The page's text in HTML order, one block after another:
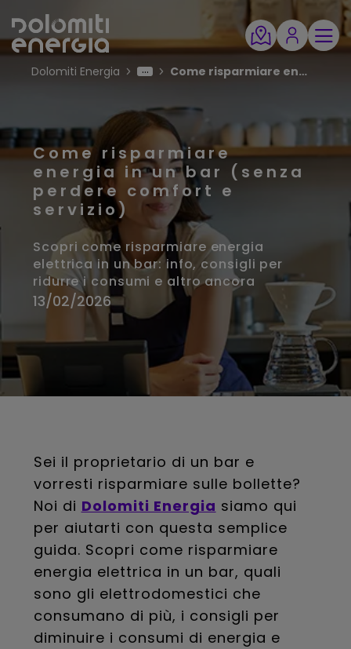
Dolomiti Energia Come risparmiare energia in un bar
Come risparmiare
energia in un bar (senza
perdere comfort e
servizio)
Scopri come risparmiare energia
elettrica in un bar: info, consigli per
ridurre i consumi e altro ancora
13/02/2026
Sei il proprietario di un bar e
vorresti risparmiare sulle bollette?
Noi di Dolomiti Energia siamo qui
per aiutarti con questa semplice
guida. Scopri come risparmiare
energia elettrica in un bar, quali
sono gli elettrodomestici che
consumano di più, i consigli per
diminuire i consumi di energia e